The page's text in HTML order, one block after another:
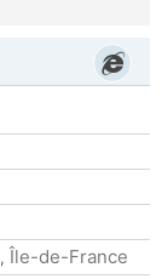
, Île-de-France